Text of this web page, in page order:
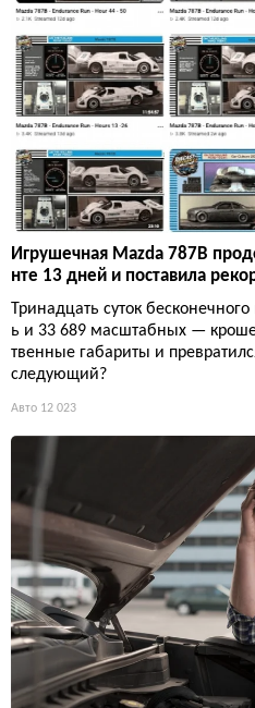
Игрушечная Mazda 787B
нте 13 дней и поставила
Тринадцать суток
ь и 33 689 масштабных —
твенные габариты и
следующий?
Авто 12 023